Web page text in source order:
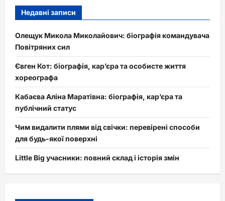
Недавні записи
Олещук Микола Миколайович: біографія командувача
Повітряних сил
Євген Кот: біографія, кар’єра та особисте життя
хореографа
Кабаєва Аліна Маратівна: біографія, кар’єра та
публічний статус
Чим видалити плями від свічки: перевірені способи
для будь-якої поверхні
Little Big учасники: повний склад і історія змін